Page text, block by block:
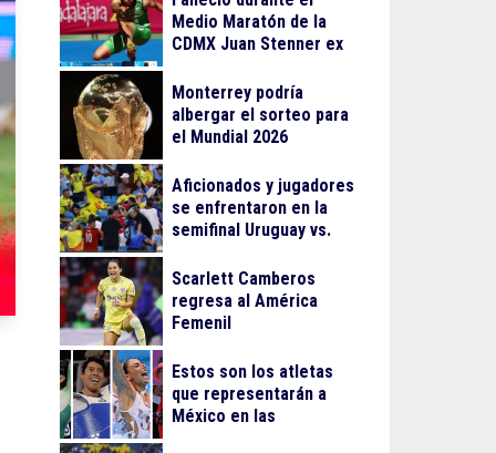
Medio Maratón de la
CDMX Juan Stenner ex
Monterrey podría
albergar el sorteo para
el Mundial 2026
Aficionados y jugadores
se enfrentaron en la
semifinal Uruguay vs.
Scarlett Camberos
regresa al América
Femenil
Estos son los atletas
que representarán a
México en las